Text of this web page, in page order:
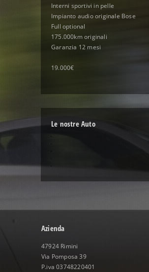
Interni sportivi in pelle
Impianto audio originale Bose
Full optional
175.000km originali
Garanzia 12 mesi
19.000€
Le nostre Auto
Azienda
47924 Rimini
Via Pomposa 39
P.iva 03748220401